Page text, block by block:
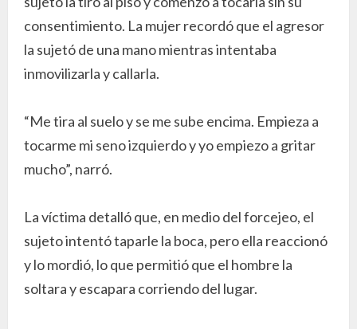
consentimiento. La mujer recordó que el agresor
la sujetó de una mano mientras intentaba
inmovilizarla y callarla.
“Me tira al suelo y se me sube encima. Empieza a
tocarme mi seno izquierdo y yo empiezo a gritar
mucho”, narró.
La víctima detalló que, en medio del forcejeo, el
sujeto intentó taparle la boca, pero ella reaccionó
y lo mordió, lo que permitió que el hombre la
soltara y escapara corriendo del lugar.